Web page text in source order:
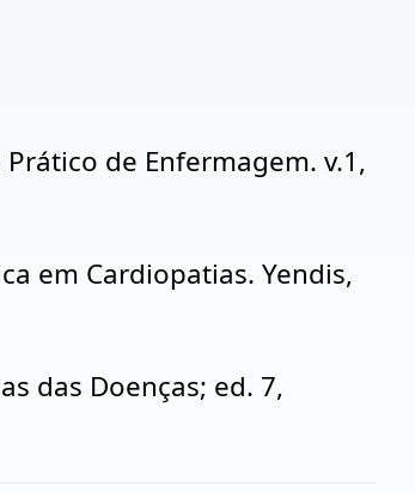
Prático de Enfermagem. v.1,
em Cardiopatias. Yendis,
das Doenças; ed. 7,